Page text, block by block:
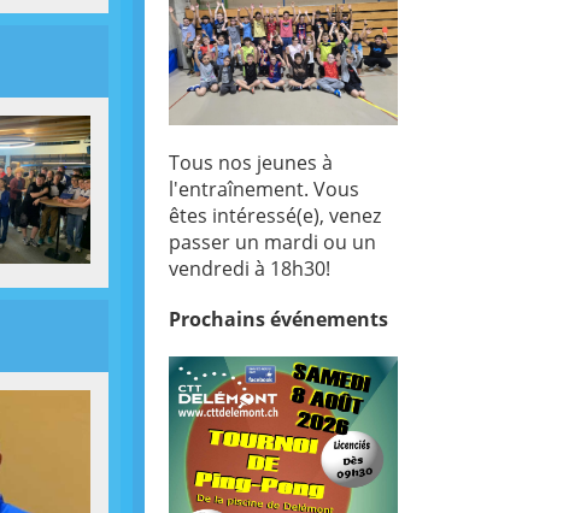
Tous nos jeunes à
l'entraînement. Vous
êtes intéressé(e), venez
passer un mardi ou un
vendredi à 18h30!
Prochainsévénements